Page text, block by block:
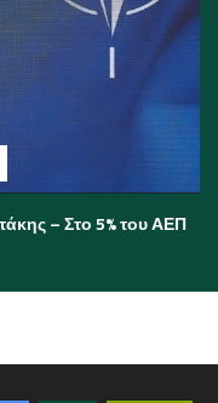
– Στο 5% του ΑΕΠ